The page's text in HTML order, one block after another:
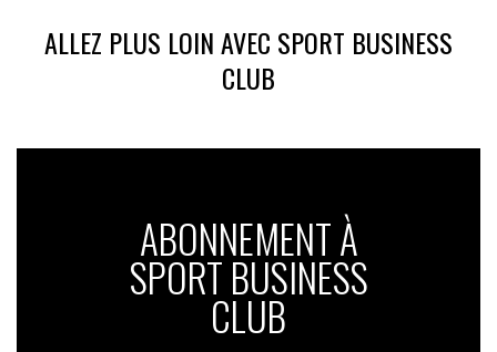
ALLEZ PLUS LOIN AVEC SPORT BUSINESS
CLUB
ABONNEMENT À
SPORT BUSINESS
CLUB